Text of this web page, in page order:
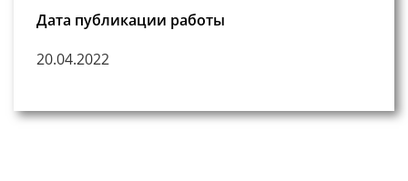
Дата публикации работы
20.04.2022